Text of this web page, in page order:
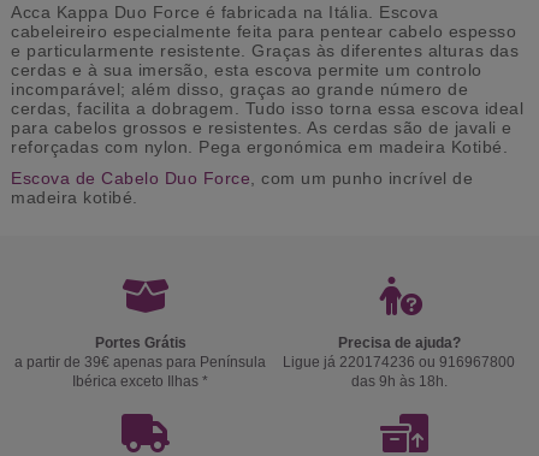
Acca Kappa Duo Force é fabricada na Itália. Escova
cabeleireiro especialmente feita para pentear cabelo espesso
e particularmente resistente. Graças às diferentes alturas das
cerdas e à sua imersão, esta escova permite um controlo
incomparável; além disso, graças ao grande número de
cerdas, facilita a dobragem. Tudo isso torna essa escova ideal
para cabelos grossos e resistentes. As cerdas são de javali e
reforçadas com nylon. Pega ergonómica em madeira Kotibé.
Escova de Cabelo Duo Force , com um punho incrível de
madeira kotibé.
Portes Grátis
a partir de 39€ apenas para Península
Ibérica exceto Ilhas *
Precisa de ajuda?
Ligue já 220174236 ou 916967800
das 9h às 18h.